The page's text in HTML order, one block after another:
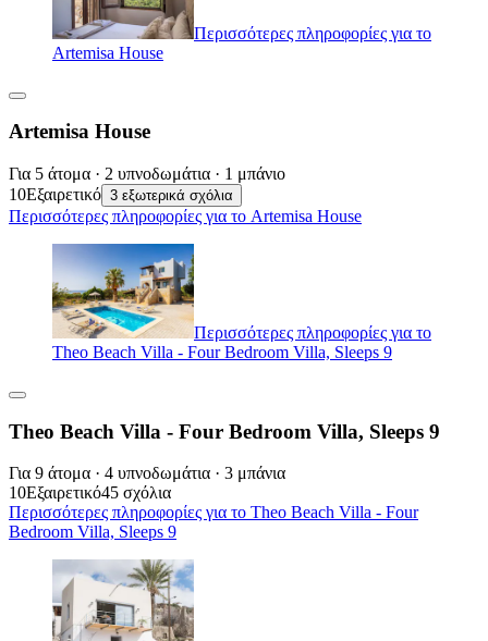
Περισσότερες πληροφορίες για το
Artemisa House
Artemisa House
Για 5 άτομα · 2 υπνοδωμάτια · 1 μπάνιο
10Εξαιρετικό 3 εξωτερικά σχόλια
Περισσότερες πληροφορίες για το Artemisa House
Περισσότερες πληροφορίες για το
Theo Beach Villa - Four Bedroom Villa, Sleeps 9
Theo Beach Villa - Four Bedroom Villa, Sleeps 9
Για 9 άτομα · 4 υπνοδωμάτια · 3 μπάνια
10Εξαιρετικό45 σχόλια
Περισσότερες πληροφορίες για το Theo Beach Villa - Four
Bedroom Villa, Sleeps 9